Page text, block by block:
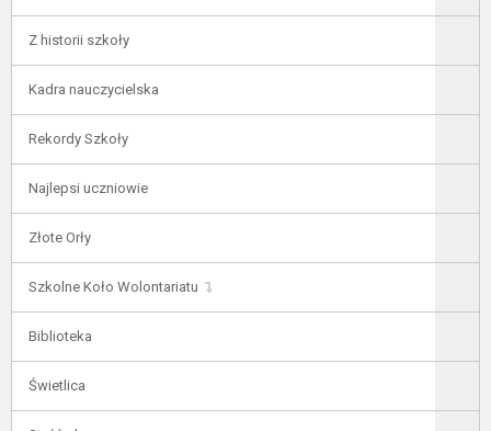
Z historii szkoły
Kadra nauczycielska
Rekordy Szkoły
Najlepsi uczniowie
Złote Orły
Szkolne Koło Wolontariatu
Biblioteka
Świetlica